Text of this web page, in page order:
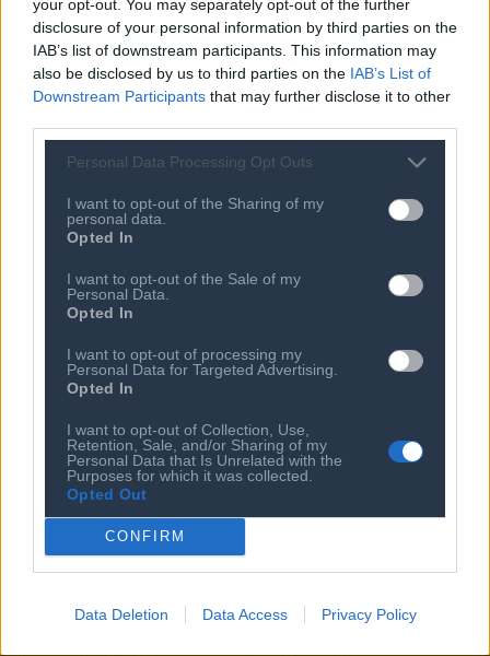
your opt-out. You may separately opt-out of the further
disclosure of your personal information by third parties on the
IAB’s list of downstream participants. This information may
also be disclosed by us to third parties on the IAB’s List of
Downstream Participants that may further disclose it to other
Personal Data Processing Opt Outs
I want to opt-out of the Sharing of my
personal data.
Opted In
I want to opt-out of the Sale of my
Personal Data.
Opted In
I want to opt-out of processing my
Personal Data for Targeted Advertising.
Opted In
I want to opt-out of Collection, Use,
Retention, Sale, and/or Sharing of my
Personal Data that Is Unrelated with the
Purposes for which it was collected.
Opted Out
CONFIRM
Data Deletion Data Access Privacy Policy
07 ΑΥΓ 2026
Πτώση 4,9% στις παγκόσμιες
αποστολές PCs το 2ο τρίμηνο
07 ΑΥΓ 2026
πωλήσεων smartphones στην Ευρώπη
Καταστατικό
Κώδικας Δεοντολογίας
Κανονισμός Διαιτησίας
Αιρετά Όργανα
Διοικητικό Προσωπικό &
Συνεργάτες
Επιχειρήσεις - Μέλη